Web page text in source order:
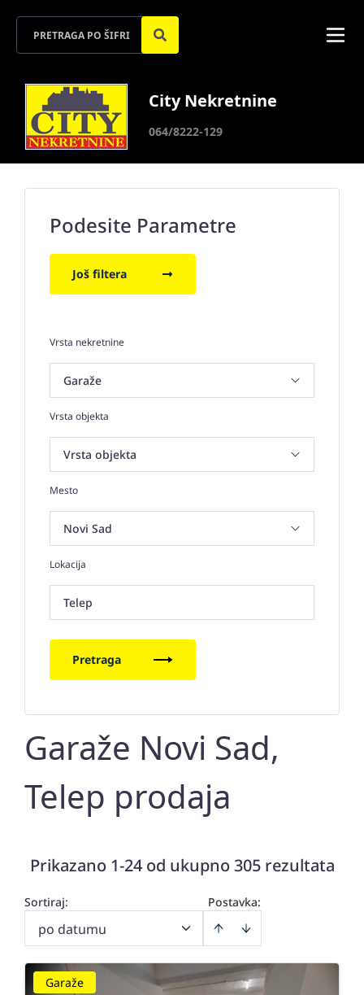
City Nekretnine
064/8222-129
Podesite Parametre
Još filtera
Vrsta nekretnine
Vrsta objekta
Mesto
Lokacija
Telep
Pretraga
Garaže Novi Sad,
Telep prodaja
Prikazano 1-24 od ukupno 305 rezultata
Postavka:
Sortiraj:
po datumu
Garaže